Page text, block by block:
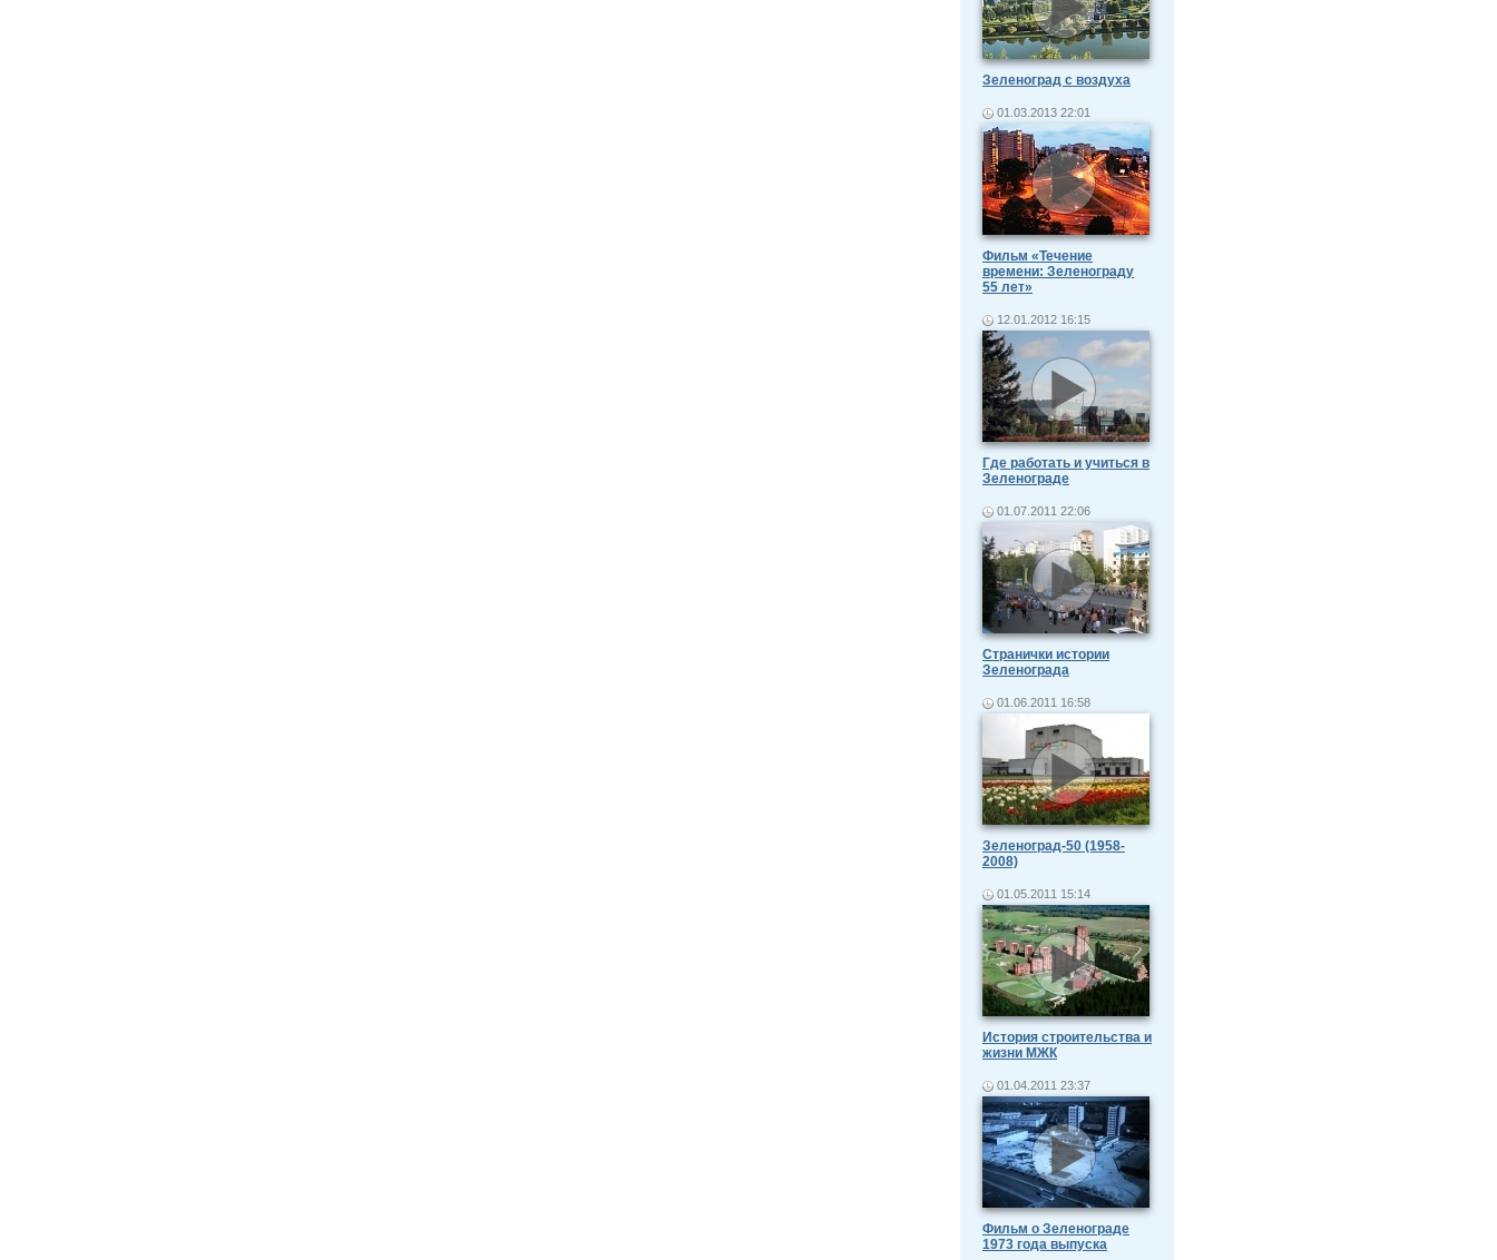
Зеленоград с воздуха
01.03.2013 22:01
Фильм «Течение
времени: Зеленограду
55 лет»
12.01.2012 16:15
Где работать и учиться в
Зеленограде
01.07.2011 22:06
Странички истории
Зеленограда
01.06.2011 16:58
Зеленоград-50 (1958-
2008)
01.05.2011 15:14
История строительства и
жизни МЖК
01.04.2011 23:37
Фильм о Зеленограде
1973 года выпуска